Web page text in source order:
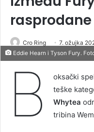
Cro Ring 7. ožujka
Eddie Hearn i Tyson Fury.
B
oksački
teške
Whytea
tribina